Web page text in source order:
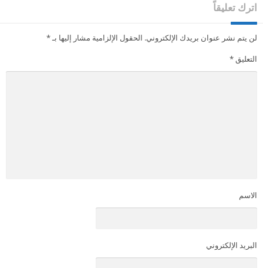
اترك تعليقاً
لن يتم نشر عنوان بريدك الإلكتروني. الحقول الإلزامية مشار إليها بـ*
التعليق*
الاسم
البريد الإلكتروني